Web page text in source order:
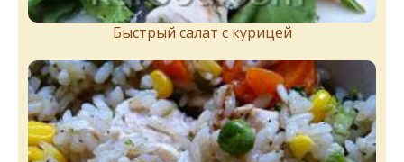
Быстрый салат с курицей